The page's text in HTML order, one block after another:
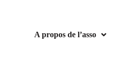
A propos de l’asso